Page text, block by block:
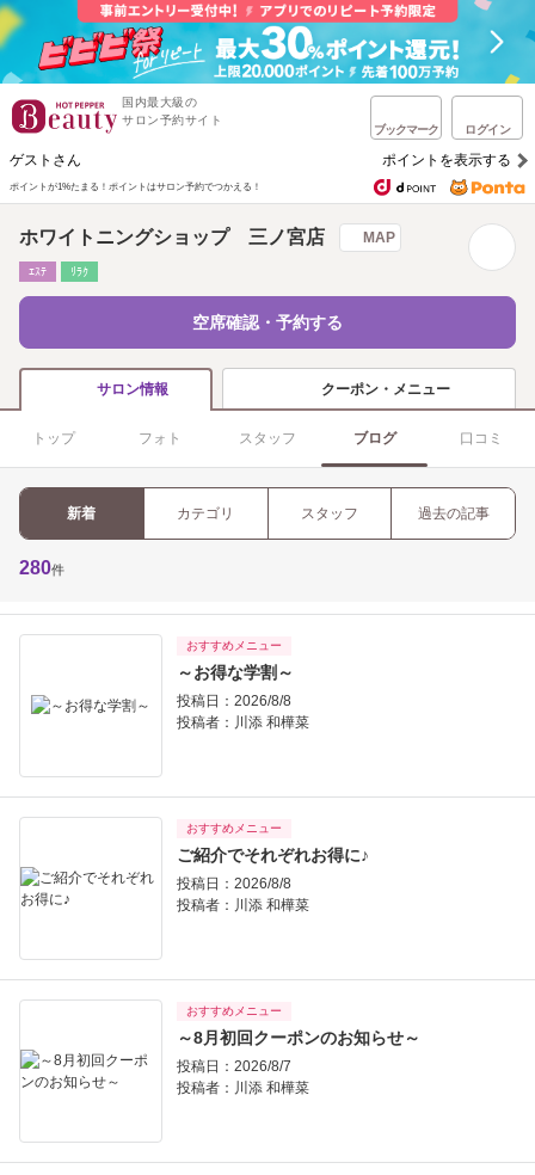
国内最大級の
サロン予約サイト
ブックマーク ログイン
ゲストさん ポイントを表示する
ポイントが1%たまる！ ポイントはサロン予約でつかえる！
ホワイトニングショップ 三ノ宮店 MAP
ｴｽﾃ ﾘﾗｸ
空席確認・予約する
サロン情報 クーポン・メニュー
トップ フォト スタッフ ブログ 口コミ
新着 カテゴリ スタッフ 過去の記事
280件
おすすめメニュー
～お得な学割～
投稿日：2026/8/8
投稿者： 川添 和樺菜
おすすめメニュー
ご紹介でそれぞれお得に♪
投稿日：2026/8/8
投稿者： 川添 和樺菜
おすすめメニュー
～8月初回クーポンのお知らせ～
投稿日：2026/8/7
投稿者： 川添 和樺菜